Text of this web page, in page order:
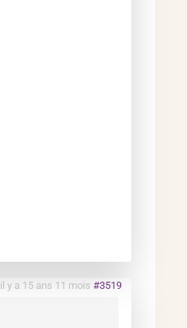
il y a 15 ans 11 mois #3519